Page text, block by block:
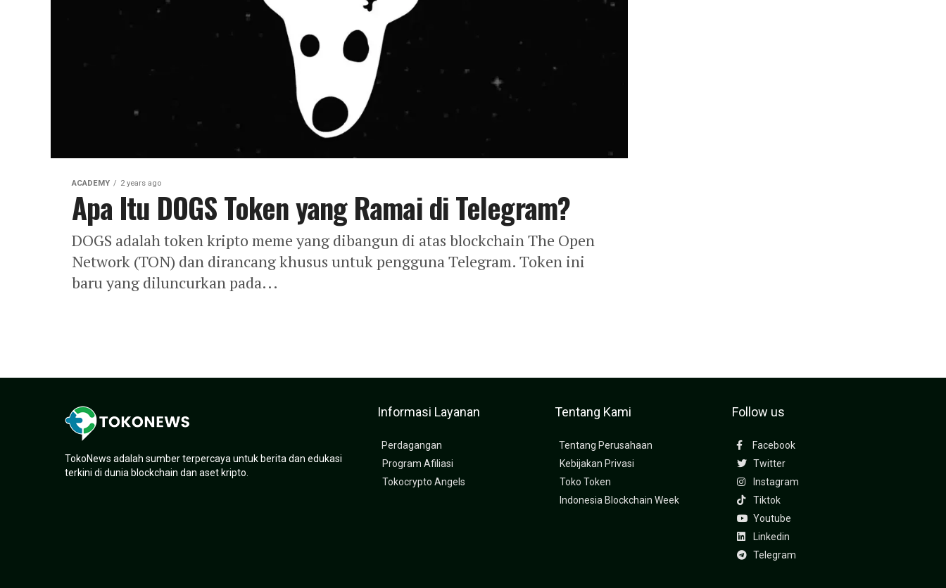
ACADEMY 2 years ago
Apa Itu DOGS Token yang Ramai di Telegram?
DOGS adalah token kripto meme yang dibangun di atas blockchain The Open
Network (TON) dan dirancang khusus untuk pengguna Telegram. Token ini
baru yang diluncurkan pada...
TokoNews adalah sumber terpercaya untuk berita dan edukasi
terkini di dunia blockchain dan aset kripto.
Informasi Layanan
Perdagangan
Program Afiliasi
Tokocrypto Angels
Tentang Kami
Tentang Perusahaan
Kebijakan Privasi
Toko Token
Indonesia Blockchain Week
Follow us
Facebook
Twitter
Instagram
Tiktok
Youtube
Linkedin
Telegram